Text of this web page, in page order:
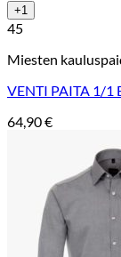
+1
45
Miesten
VENTI PAITA 1/1
64,90€